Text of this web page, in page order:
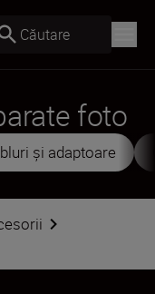
Căutare
foto
și adaptoare